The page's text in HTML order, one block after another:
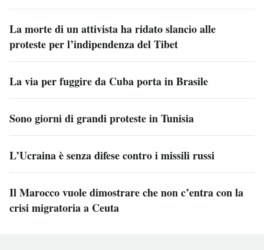
La morte di un attivista ha ridato slancio alle
proteste per l’indipendenza del Tibet
La via per fuggire da Cuba porta in Brasile
Sono giorni di grandi proteste in Tunisia
L’Ucraina è senza difese contro i missili russi
Il Marocco vuole dimostrare che non c’entra con la
crisi migratoria a Ceuta